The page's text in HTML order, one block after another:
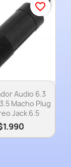
rápida
Audio 6.3
Macho Plug
Jack 6.5
favorite_border